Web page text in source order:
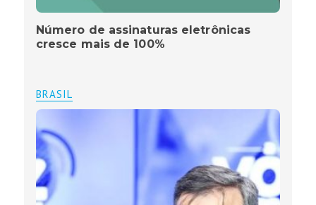
Número de assinaturas eletrônicas
cresce mais de 100%
BRASIL